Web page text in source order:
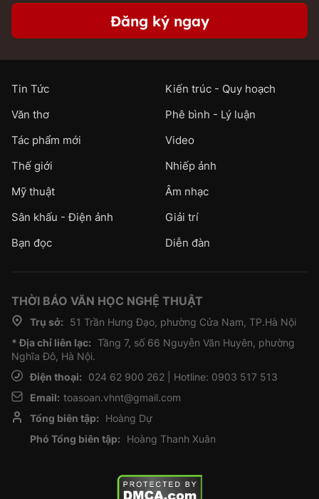
Đăng ký ngay
Tin Tức
Kiến trúc - Quy hoạch
Văn thơ
Phê bình - Lý luận
Tác phẩm mới
Video
Thế giới
Nhiếp ảnh
Mỹ thuật
Âm nhạc
Sân khấu - Điện ảnh
Giải trí
Bạn đọc
Diễn đàn
THỜI BÁO VĂN HỌC NGHỆ THUẬT
Trụ sở:
51 Trần Hưng Đạo, phường Cửa Nam, TP.Hà Nội
* Địa chỉ liên lạc: Tầng 7, số 66 Nguyễn Văn Huyên, phường
Nghĩa Đô, Hà Nội.
Điện thoại:
024 62 900 262 | Hotline: 0903 517 513
Email: toasoan.vhnt@gmail.com
Tổng biên tập:
Hoàng Dự
Phó Tổng biên tập:
Hoàng Thanh Xuân